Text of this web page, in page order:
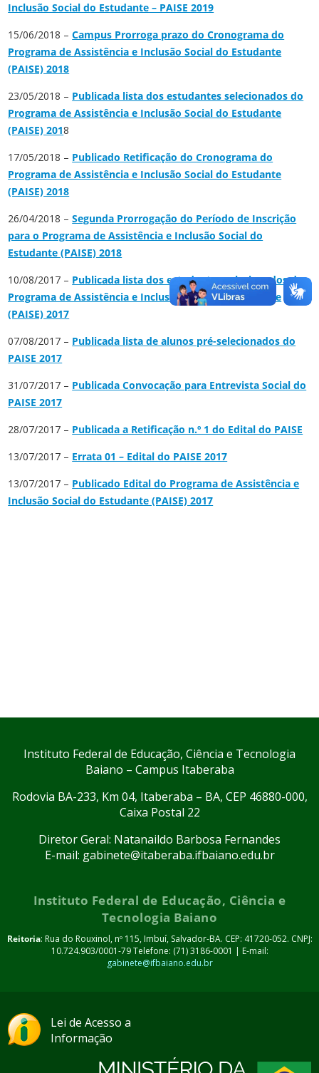
Inclusão Social do Estudante – PAISE 2019
15/06/2018 –Campus Prorroga prazo do Cronograma do
Programa de Assistência e Inclusão Social do Estudante
(PAISE) 2018
23/05/2018 – Publicada lista dos estudantes selecionados do
Programa de Assistência e Inclusão Social do Estudante
(PAISE) 2018
17/05/2018 – Publicado Retificação do Cronograma do
Programa de Assistência e Inclusão Social do Estudante
(PAISE) 2018
26/04/2018 –Segunda Prorrogação do Período de Inscrição
para o Programa de Assistência e Inclusão Social do
Estudante (PAISE) 2018
10/08/2017 – Publicada lista dos estudantes selecionados do
Programa de Assistência e Inclusão Social do Estudante
(PAISE) 2017
07/08/2017 – Publicada lista de alunos pré-selecionados do
PAISE 2017
31/07/2017 – Publicada Convocação para Entrevista Social do
PAISE 2017
28/07/2017 – Publicada a Retificação n.º 1 do Edital do PAISE
13/07/2017 – Errata 01 – Edital do PAISE 2017
13/07/2017 – Publicado Edital do Programa de Assistência e
Inclusão Social do Estudante (PAISE) 2017
Instituto Federal de Educação, Ciência e Tecnologia
Baiano – Campus Itaberaba
Rodovia BA-233, Km 04, Itaberaba – BA, CEP 46880-000,
Caixa Postal 22
Diretor Geral: Natanaildo Barbosa Fernandes
E-mail: gabinete@itaberaba.ifbaiano.edu.br
Instituto Federal de Educação, Ciência e
Tecnologia Baiano
Reitoria: Rua do Rouxinol, nº 115, Imbuí, Salvador-BA. CEP: 41720-052. CNPJ:
10.724.903/0001-79 Telefone: (71) 3186-0001 | E-mail:
gabinete@ifbaiano.edu.br
Lei de Acesso a
Informação